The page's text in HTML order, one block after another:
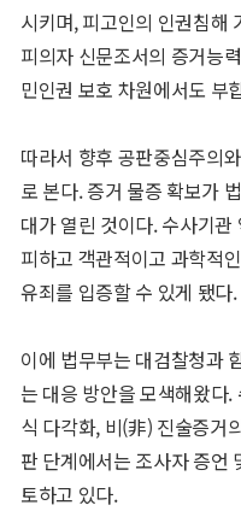
시키며, 피고인의 인권침해
피의자 신문조서의 증거능
민인권 보호 차원에서도 부
따라서 향후 공판중심주의
로 본다. 증거 물증 확보가
대가 열린 것이다. 수사기
피하고 객관적이고 과학적
유죄를 입증할 수 있게 됐다.
이에 법무부는 대검찰청과
는 대응 방안을 모색해왔다
식 다각화, 비(非) 진술증거
판 단계에서는 조사자 증언
토하고 있다.